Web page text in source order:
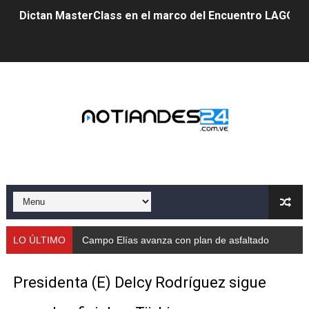
Dictan MasterClass en el marco del Encuentro LAGO
Gobernador Arnaldo Sánchez apadrina a más de 993
Mérida fortalece su reserva deportiva de cara a
Gobernación de Mérida instalará mesa de trabajo con
Fundecem ofrece taller de bordado en punto de cruz
LO ÚLTIMO Campo Elías avanza con plan de asfaltado
Presidenta (E) Delcy Rodríguez sigue